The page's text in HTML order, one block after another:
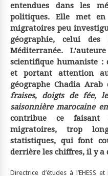
entendues dans les
politiques. Elle met
migratoires peu
géographie, celui
Méditerranée.
scientifique humaniste :
et portant attention
géographe Chadia Arab
fraises, doigts de fée,
saisonnière marocaine
contribue ce faisant
migratoires, trop
statistiques, qui font
derrière les chiffres, il y a
Directrice d’études à l’EHESS